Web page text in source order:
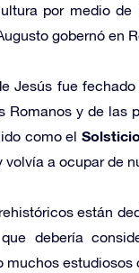
por medio
gobernó en
Jesús fue
Romanos y de las
como el
a ocupar de
están
debería
estudiosos